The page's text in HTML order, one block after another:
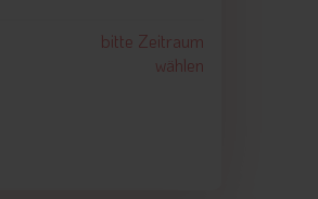
bitte Zeitraum
wählen